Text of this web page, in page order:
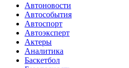
Автоновости
Автособытия
Автоспорт
Автоэксперт
Актеры
Аналитика
Баскетбол